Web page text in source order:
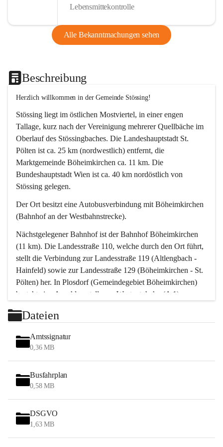
Lebensmittekontrolle
Alle Bekanntmachungen sehen
Beschreibung
Herzlich willkommen in der Gemeinde Stössing!
Stössing liegt im östlichen Mostviertel, in einer engen
Tallage, kurz nach der Vereinigung mehrerer Quellbäche im
Oberlauf des Stössingbaches. Die Landeshauptstadt St.
Pölten ist ca. 25 km (nordwestlich) entfernt, die
Marktgemeinde Böheimkirchen ca. 11 km. Die
Bundeshauptstadt Wien ist ca. 40 km nordöstlich von
Stössing gelegen.
Der Ort besitzt eine Autobusverbindung mit Böheimkirchen
(Bahnhof an der Westbahnstrecke).
Nächstgelegener Bahnhof ist der Bahnhof Böheimkirchen
(11 km). Die Landesstraße 110, welche durch den Ort führt,
stellt die Verbindung zur Landesstraße 119 (Altlengbach -
Hainfeld) sowie zur Landesstraße 129 (Böheimkirchen - St.
Pölten) her. In Plosdorf (Gemeindegebiet Böheimkirchen)
besteht eine Anschlussstelle zur Westautobahn (A 1).
Wien erreicht man in ca. 45 Minuten.
Stössing zählt noch zum Naherholungsraum Wien sowie
zum Naherholungsraum St. Pölten. Viele Bauernhöfe hatten
„ihre Wiener“. Seit 1960 bauten viele Wiener
Wochenendhäuser im Gemeindegebiet. Wegen des
waldreichen Jagdgebietes haben viele Jagdpächter ihre
Das Wandern ist aus touristischer Sicht die bedeutendste
Tätigkeit. Das hügelige Gebiet mit Wanderwegen durch
Wiesen, Wälder und Obstkulturen lädt dazu ein. Gefördert
Dateien
Amtssignatur
0,36 MB
Busfahrplan
0,58 MB
DSGVO
1,63 MB